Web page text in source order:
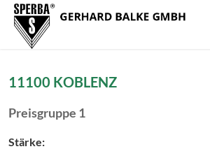
Zum Menü springen
Zur Funktionsleiste springen
Zum Inhalt springen
11100 KOBLENZ
Preisgruppe 1
Stärke: